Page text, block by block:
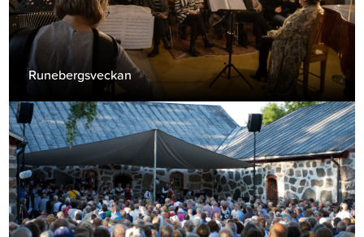
Runebergsveckan